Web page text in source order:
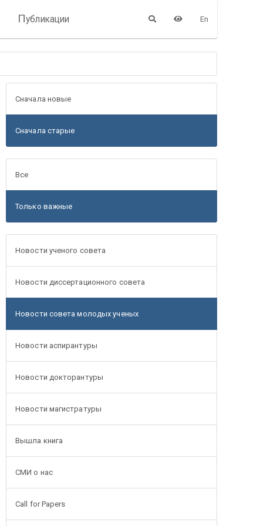
Публикации En
Сначала новые
Сначала старые
Все
Только важные
Новости ученого совета
Новости диссертационного совета
Новости совета молодых ученых
Новости аспирантуры
Новости докторантуры
Новости магистратуры
Вышла книга
СМИ о нас
Call for Papers